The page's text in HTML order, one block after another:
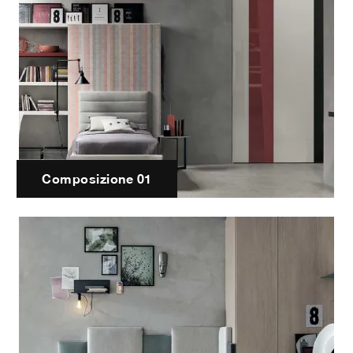
Composizione 01